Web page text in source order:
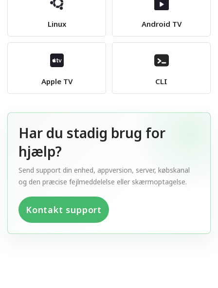
Linux Android TV
Apple TV CLI
Har du stadig brug for
hjælp?
Send support din enhed, appversion, server, købskanal
og den præcise fejlmeddelelse eller skærmoptagelse.
Kontakt support